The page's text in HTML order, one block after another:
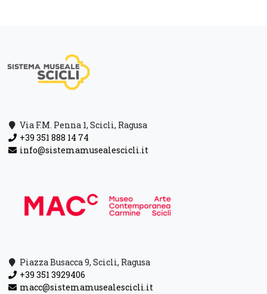
Via F.M. Penna 1, Scicli, Ragusa
+39 351 888 14 74
info@sistemamusealescicli.it
Piazza Busacca 9, Scicli, Ragusa
+39 351 3929406
macc@sistemamusealescicli.it